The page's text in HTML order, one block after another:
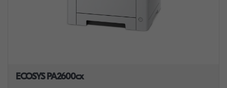
ECOSYS PA2600cx